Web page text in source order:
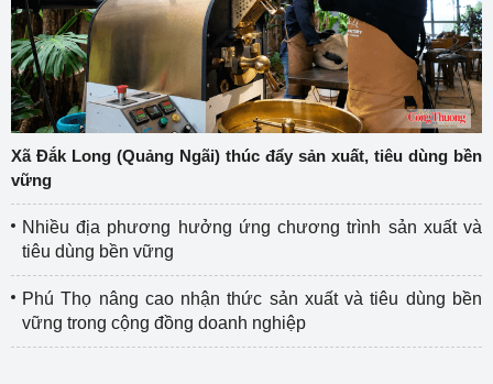
Xã Đắk Long (Quảng Ngãi) thúc đẩy sản xuất, tiêu dùng bền
vững
Nhiều địa phương hưởng ứng chương trình sản xuất và
tiêu dùng bền vững
Phú Thọ nâng cao nhận thức sản xuất và tiêu dùng bền
vững trong cộng đồng doanh nghiệp